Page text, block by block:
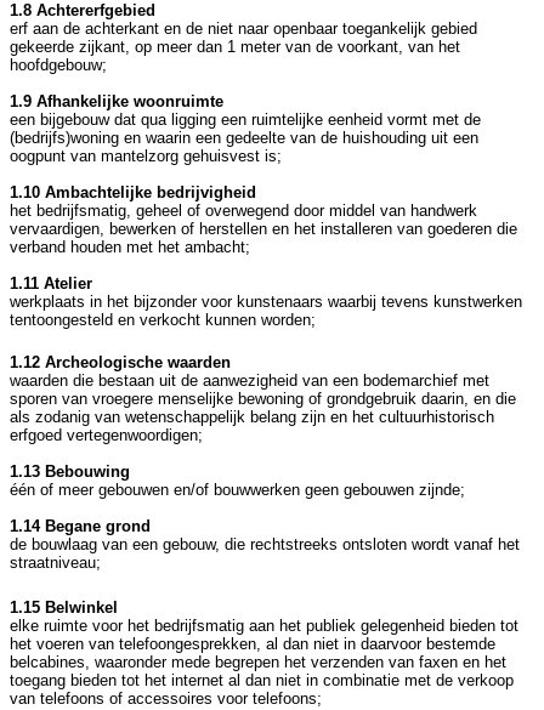
1.8 Achtererfgebied
erf aan de achterkant en de niet naar openbaar toegankelijk gebied
gekeerde zijkant, op meer dan 1 meter van de voorkant, van het
hoofdgebouw;
1.9 Afhankelijke woonruimte
een bijgebouw dat qua ligging een ruimtelijke eenheid vormt met de
(bedrijfs)woning en waarin een gedeelte van de huishouding uit een
oogpunt van mantelzorg gehuisvest is;
1.10 Ambachtelijke bedrijvigheid
het bedrijfsmatig, geheel of overwegend door middel van handwerk
vervaardigen, bewerken of herstellen en het installeren van goederen die
verband houden met het ambacht;
1.11 Atelier
werkplaats in het bijzonder voor kunstenaars waarbij tevens kunstwerken
tentoongesteld en verkocht kunnen worden;
1.12 Archeologische waarden
waarden die bestaan uit de aanwezigheid van een bodemarchief met
sporen van vroegere menselijke bewoning of grondgebruik daarin, en die
als zodanig van wetenschappelijk belang zijn en het cultuurhistorisch
erfgoed vertegenwoordigen;
1.13 Bebouwing
één of meer gebouwen en/of bouwwerken geen gebouwen zijnde;
1.14 Begane grond
de bouwlaag van een gebouw, die rechtstreeks ontsloten wordt vanaf het
straatniveau;
1.15 Belwinkel
elke ruimte voor het bedrijfsmatig aan het publiek gelegenheid bieden tot
het voeren van telefoongesprekken, al dan niet in daarvoor bestemde
belcabines, waaronder mede begrepen het verzenden van faxen en het
toegang bieden tot het internet al dan niet in combinatie met de verkoop
van telefoons of accessoires voor telefoons;